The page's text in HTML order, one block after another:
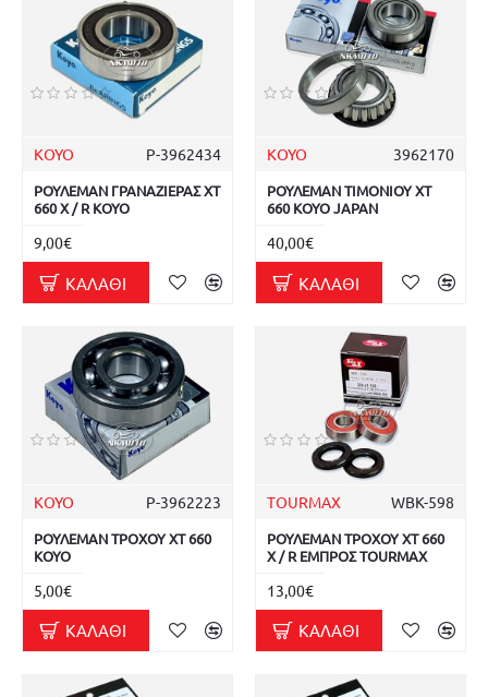
KOYO Ρ-3962434
ΡΟΥΛΕΜΑΝ ΓΡΑΝΑΖΙΕΡΑΣ XT
660 X / R KOYO
9,00€
ΚΑΛΆΘΙ
KOYO 3962170
ΡΟΥΛΕΜΑΝ ΤΙΜΟΝΙΟΥ XT
660 KOYO JAPAN
40,00€
ΚΑΛΆΘΙ
KOYO Ρ-3962223
ΡΟΥΛΕΜΑΝ ΤΡΟΧΟΥ XT 660
KOYO
5,00€
ΚΑΛΆΘΙ
TOURMAX WBK-598
ΡΟΥΛΕΜΑΝ ΤΡΟΧΟΥ XT 660
X / R ΕΜΠΡΟΣ TOURMAX
13,00€
ΚΑΛΆΘΙ